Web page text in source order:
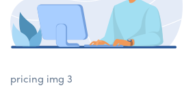
pricing img 3